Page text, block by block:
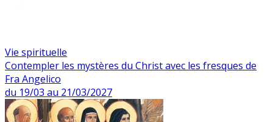
Vie spirituelle
Contempler les mystères du Christ avec les fresques de
Fra Angelico
du 19/03 au 21/03/2027